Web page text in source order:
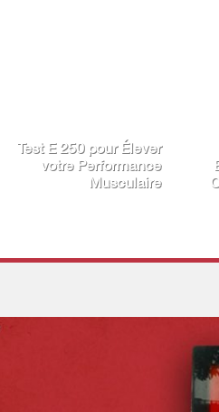
Tb 500 für Sportler:
Anwendung und Vorteile